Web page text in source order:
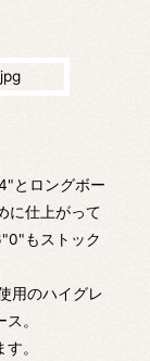
とロングボー
に仕上がって
もストック
用のハイグレ
。
。